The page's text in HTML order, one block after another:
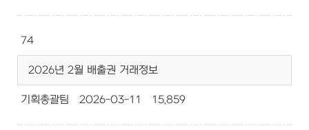
74
2026년 2월 배출권 거래정보
기획총괄팀 2026-03-11 15,859